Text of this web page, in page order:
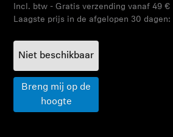
Ontdekken
Over ons
Innovaties
Incl. btw - Gratis verzending vanaf 49 €
Laagste prijs in de afgelopen 30 dagen:
Niet beschikbaar
Breng mij op de
hoogte